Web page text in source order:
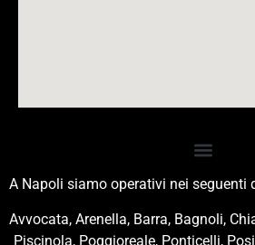
A Napoli siamo operativi nei seguenti
Avvocata, Arenella, Barra, Bagnoli,
Piscinola, Poggioreale, Ponticelli,